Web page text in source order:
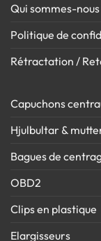
Qui sommes-nous
Politique de
Rétractation /
Capuchons
Hjulbultar &
Bagues de
OBD2
Clips en plastique
Elargisseurs